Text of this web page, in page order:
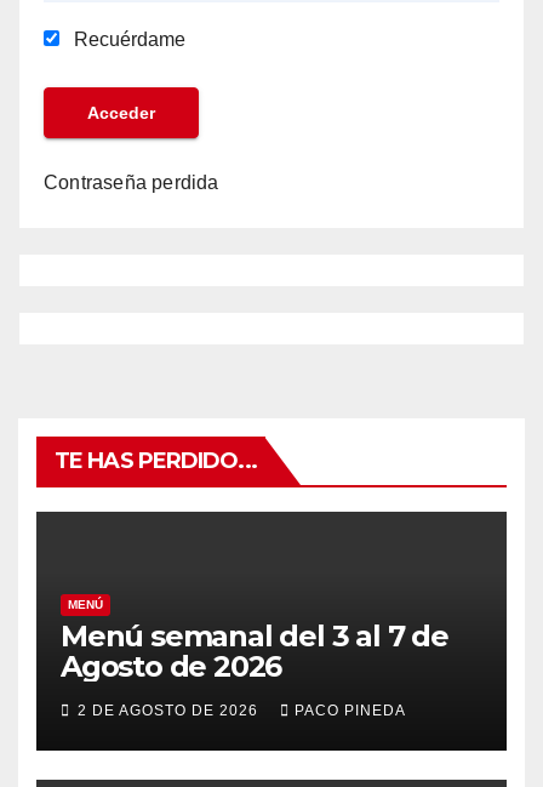
Recuérdame
Contraseña perdida
TE HAS PERDIDO...
MENÚ
Menú semanal del 3 al 7 de
Agosto de 2026
2 DE AGOSTO DE 2026 PACO PINEDA